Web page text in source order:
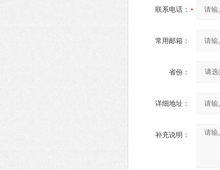
联系电话：
常用邮箱：
省份：
详细地址：
补充说明：